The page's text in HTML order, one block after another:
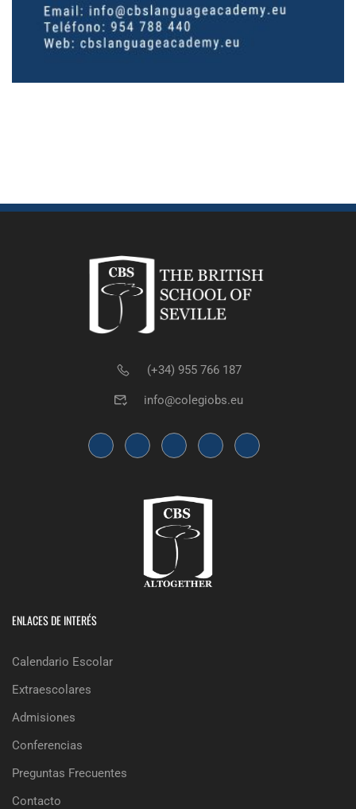
(+34) 955 766 187
info@colegiobs.eu
ENLACES DE INTERÉS
Calendario Escolar
Extraescolares
Admisiones
Conferencias
Preguntas Frecuentes
Contacto